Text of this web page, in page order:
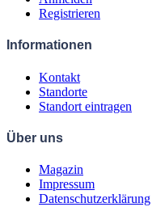
Registrieren
Informationen
Kontakt
Standorte
Standort eintragen
Über uns
Magazin
Impressum
Datenschutzerklärung